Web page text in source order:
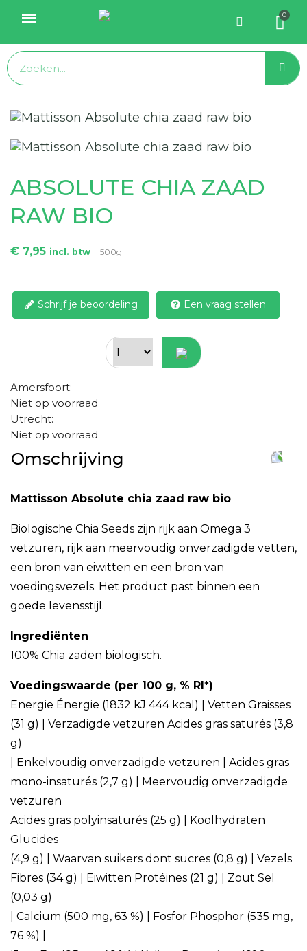
ABSOLUTE CHIA ZAAD
RAW BIO
€ 7,95 incl. btw 500g
Schrijf je beoordeling Een vraag stellen
Amersfoort:
Niet op voorraad
Utrecht:
Niet op voorraad
Omschrijving
Mattisson Absolute chia zaad raw bio
Biologische Chia Seeds zijn rijk aan Omega 3
vetzuren, rijk aan meervoudig onverzadigde vetten,
een bron van eiwitten en een bron van
voedingsvezels. Het product past binnen een
goede levensstijl.
Ingrediënten
100% Chia zaden biologisch.
Voedingswaarde (per 100 g, % RI*)
Energie Énergie (1832 kJ 444 kcal) | Vetten Graisses
(31 g) | Verzadigde vetzuren Acides gras saturés (3,8
g)
| Enkelvoudig onverzadigde vetzuren | Acides gras
mono-insaturés (2,7 g) | Meervoudig onverzadigde
vetzuren
Acides gras polyinsaturés (25 g) | Koolhydraten
Glucides
(4,9 g) | Waarvan suikers dont sucres (0,8 g) | Vezels
Fibres (34 g) | Eiwitten Protéines (21 g) | Zout Sel
(0,03 g)
| Calcium (500 mg, 63 %) | Fosfor Phosphor (535 mg,
76 %) |